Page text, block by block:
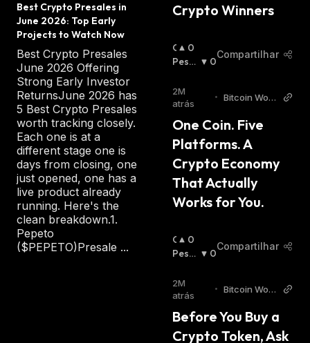
Best Crypto Presales in
June 2026: Top Early
Projects to Watch Now
Best Crypto Presales
June 2026 Offering
Strong Early Investor
ReturnsJune 2026 has
5 Best Crypto Presales
worth tracking closely.
Each one is at a
different stage one is
days from closing, one
just opened, one has a
live product already
running. Here's the
clean breakdown.1.
Pepeto
($PEPETO)Presale ...
Crypto Winners
O
T
M
I
T
A
:
0
Pessi
:
0
Compartilhar
2M
atrás
• Bitcoin Worl
One Coin. Five
Platforms. A
Crypto Economy
That Actually
Works for You.
O
T
M
I
T
A
0
Pessi
:
0
Compartilhar
2M
atrás
• Bitcoin Worl
Before You Buy a
Crypto Token, Ask